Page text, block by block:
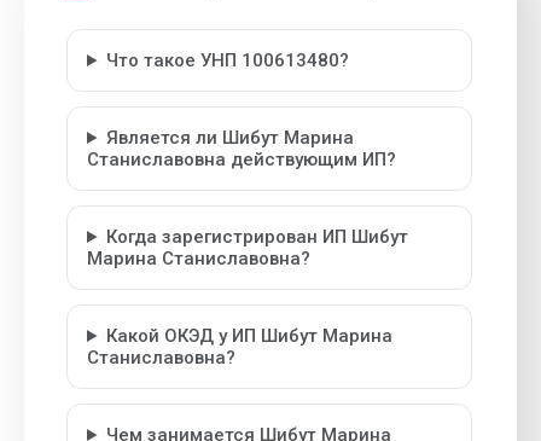
Что такое УНП 100613480?
Является ли Шибут Марина
Станиславовна действующим ИП?
Когда зарегистрирован ИП Шибут
Марина Станиславовна?
Какой ОКЭД у ИП Шибут Марина
Станиславовна?
Чем занимается Шибут Марина